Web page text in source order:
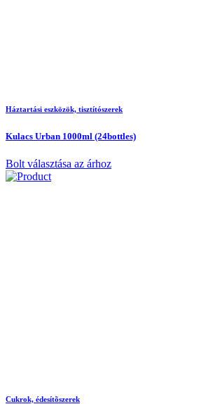
Háztartási eszközök, tisztítószerek
Kulacs Urban 1000ml (24bottles)
Bolt választása az árhoz
Cukrok, édesítõszerek